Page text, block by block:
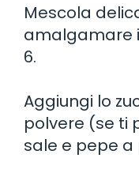
Mescola
amalgamare
6.
Aggiungi lo
polvere (se ti
sale e pepe a